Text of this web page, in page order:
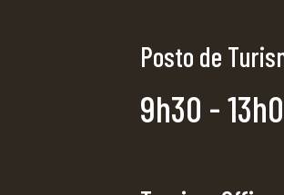
Posto de
9h30 -